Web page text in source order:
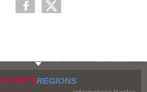
SPORTSREGIONS